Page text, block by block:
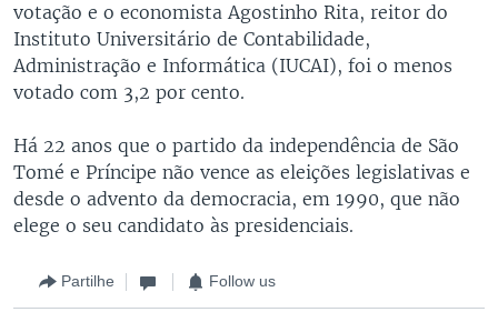
votação e o economista Agostinho Rita, reitor do
Instituto Universitário de Contabilidade,
Administração e Informática (IUCAI), foi o menos
votado com 3,2 por cento.
Há 22 anos que o partido da independência de São
Tomé e Príncipe não vence as eleições legislativas e
desde o advento da democracia, em 1990, que não
elege o seu candidato às presidenciais.
Partilhe Follow us